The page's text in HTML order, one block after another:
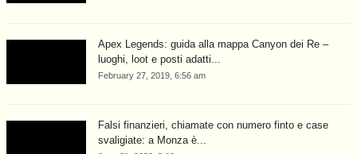
Apex Legends: guida alla mappa Canyon dei Re –
luoghi, loot e posti adatti...
February 27, 2019, 6:56 am
Falsi finanzieri, chiamate con numero finto e case
svaligiate: a Monza è...